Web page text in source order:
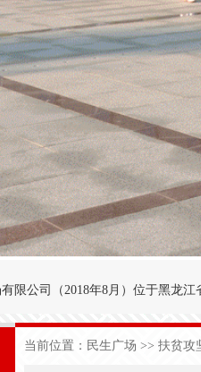
有限公司（ 2018年8月 ） 位于黑龙江
坐标为北纬47°35′～47°50′，东
道河与八五九农场为界；西与前锋
当前位置： 民生广场 >> 扶贫攻